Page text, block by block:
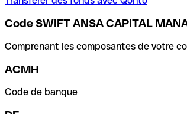
Code SWIFT ANSA CAPITAL
Comprenant les composantes de votre
ACMH
Code de banque